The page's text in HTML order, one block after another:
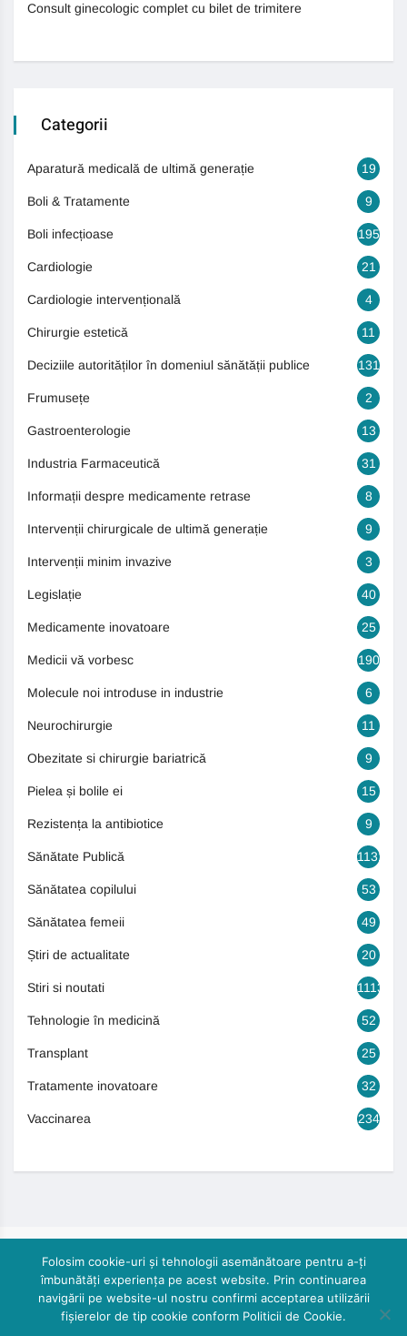
Consult ginecologic complet cu bilet de trimitere
Categorii
Aparatură medicală de ultimă generație 19
Boli & Tratamente 9
Boli infecțioase 195
Cardiologie 21
Cardiologie intervențională 4
Chirurgie estetică 11
Deciziile autorităților în domeniul sănătății publice 131
Frumusețe 2
Gastroenterologie 13
Industria Farmaceutică 31
Informații despre medicamente retrase 8
Intervenții chirurgicale de ultimă generație 9
Intervenții minim invazive 3
Legislație 40
Medicamente inovatoare 25
Medicii vă vorbesc 190
Molecule noi introduse in industrie 6
Neurochirurgie 11
Obezitate si chirurgie bariatrică 9
Pielea și bolile ei 15
Rezistența la antibiotice 9
Sănătate Publică 1131
Sănătatea copilului 53
Sănătatea femeii 49
Știri de actualitate 20
Stiri si noutati 1113
Tehnologie în medicină 52
Transplant 25
Tratamente inovatoare 32
Vaccinarea 234
Folosim cookie-uri și tehnologii asemănătoare pentru a-ți
îmbunătăți experiența pe acest website. Prin continuarea
navigării pe website-ul nostru confirmi acceptarea utilizării
fișierelor de tip cookie conform Politicii de Cookie.